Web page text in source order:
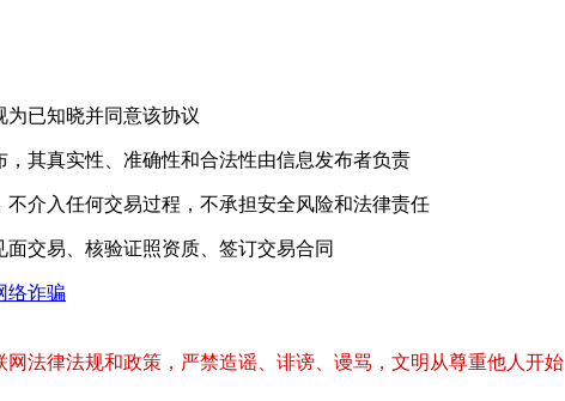
为已知晓并同意该协议
其真实性、准确性和合法性由信息发布者负责
介入任何交易过程，不承担安全风险和法律责任
交易、核验证照资质、签订交易合同
络诈骗
法律法规和政策，严禁造谣、诽谤、谩骂，文明从尊重他人开始